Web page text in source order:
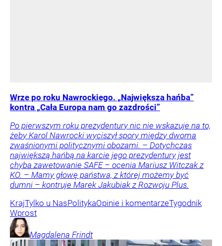
Wrze po roku Nawrockiego. „Największa hańba”
kontra „Cała Europa nam go zazdrości”
Po pierwszym roku prezydentury nic nie wskazuje na to,
żeby Karol Nawrocki wyciszył spory między dwoma
zwaśnionymi politycznymi obozami. – Dotychczas
największą hańbą na karcie jego prezydentury jest
chyba zawetowanie SAFE – ocenia Mariusz Witczak z
KO. – Mamy głowę państwa, z której możemy być
dumni – kontruje Marek Jakubiak z Rozwoju Plus.
KrajTylko u NasPolitykaOpinie i komentarzeTygodnik
Wprost
Magdalena Frindt